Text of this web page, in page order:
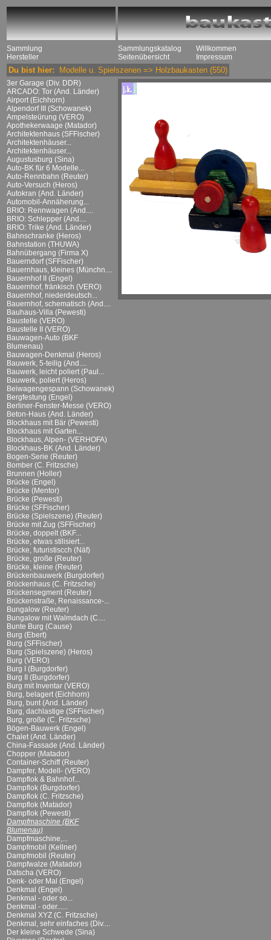
Sammlung
Hersteller
Sammlungskatalog
Seitenübersicht
Willkommen
Impressum
Du bist hier: Modelle u. Spielszenen => Holzbaukasten (550)
3er Garage (Div. DDR)
ARCADO: Tor (And. Länder)
Airport (Eichhorn)
Alpendorf III (Schowanek)
Ampelsteürung (VERO)
Apothekerwaage (Matador)
Architektenhaus (SFFischer)
Architektenhäuser...
Architektenhäuser...
Augustusburg (Sina)
Auto-BK für 6 Modelle...
Auto-Rennbahn (Reuter)
Auto-Versuch (Heros)
Autokran (And. Länder)
Automobil-Annäherung...
BRIO: Rennwagen (And....
BRIO: Schlepper (And....
BRIO: Trike (And. Länder)
Bahnschranke (Heros)
Bahnstation (THUWA)
Bahnübergang (Firma X)
Bauerndorf (SFFischer)
Bauernhaus, kleines (Münchn....
Bauernhof II (Engel)
Bauernhof, fränkisch (VERO)
Bauernhof, niederdeutsch...
Bauernhof, schematisch (And....
Bauhaus-Villa (Pewesti)
Baustelle (VERO)
Baustelle II (VERO)
Bauwagen-Auto (BKF
Blumenau)
Bauwagen-Denkmal (Heros)
Bauwerk, 5-teilig (And....
Bauwerk, leicht poliert (Paul...
Bauwerk, poliert (Heros)
Beiwagengespann (Schowanek)
Bergfestung (Engel)
Berliner-Fenster-Messe (VERO)
Beton-Haus (And. Länder)
Blockhaus mit Bär (Pewesti)
Blockhaus mit Garten...
Blockhaus, Alpen- (VERHOFA)
Blockhaus-BK (And. Länder)
Bogen-Serie (Reuter)
Bomber (C. Fritzsche)
Brunnen (Holler)
Brücke (Engel)
Brücke (Mentor)
Brücke (Pewesti)
Brücke (SFFischer)
Brücke (Spielszene) (Reuter)
Brücke mit Zug (SFFischer)
Brücke, doppelt (BKF...
Brücke, etwas stilisiert...
Brücke, futuristiscch (Näf)
Brücke, große (Reuter)
Brücke, kleine (Reuter)
Brückenbauwerk (Burgdorfer)
Brückenhaus (C. Fritzsche)
Brückensegment (Reuter)
Brückenstraße, Renaissance-...
Bungalow (Reuter)
Bungalow mit Walmdach (C....
Bunte Burg (Cause)
Burg (Ebert)
Burg (SFFischer)
Burg (Spielszene) (Heros)
Burg (VERO)
Burg I (Burgdorfer)
Burg II (Burgdorfer)
Burg mit Inventar (VERO)
Burg, belagert (Eichhorn)
Burg, bunt (And. Länder)
Burg, dachlastige (SFFischer)
Burg, große (C. Fritzsche)
Bögen-Bauwerk (Engel)
Chalet (And. Länder)
China-Fassade (And. Länder)
Chopper (Matador)
Container-Schiff (Reuter)
Dampfer, Modell- (VERO)
Dampflok & Bahnhof...
Dampflok (Burgdorfer)
Dampflok (C. Fritzsche)
Dampflok (Matador)
Dampflok (Pewesti)
Dampfmaschine (BKF
Blumenau)
Dampfmaschine,...
Dampfmobil (Kellner)
Dampfmobil (Reuter)
Dampfwalze (Matador)
Datscha (VERO)
Denk- oder Mal (Engel)
Denkmal (Engel)
Denkmal - oder so...
Denkmal - oder......
Denkmal XYZ (C. Fritzsche)
Denkmal, sehr einfaches (Div....
Der kleine Schwede (Sina)